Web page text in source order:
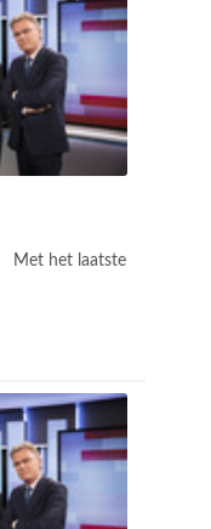
Met het laatste